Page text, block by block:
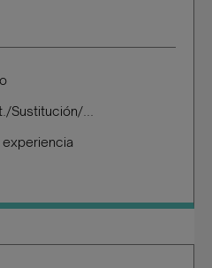
Sustitución/...
experiencia